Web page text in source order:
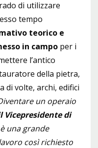
di utilizzare
tempo
teorico e
in campo per i
l’antico
della pietra,
di volte, archi, edifici
un operaio
Vicepresidente di
una grande
così richiesto